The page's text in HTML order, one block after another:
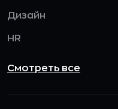
Дизайн
HR
Смотреть все